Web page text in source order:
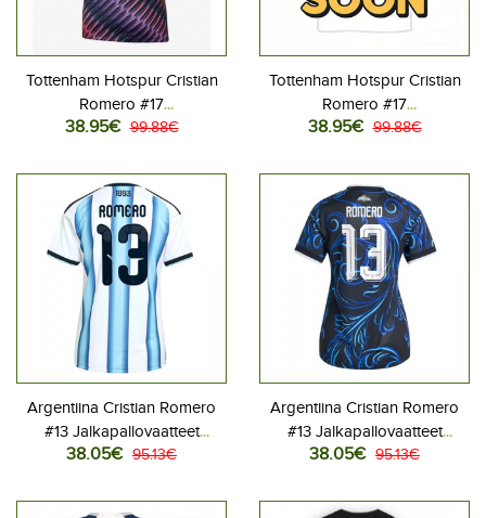
Tottenham Hotspur Cristian
Romero #17
Jalkapallovaatteet Vieraspaita
38.95€ 99.88€
Tottenham Hotspur Cristian
Romero #17
Jalkapallovaatteet
Lyhythihainen
38.95€ 99.88€
Argentiina Cristian Romero
#13 Jalkapallovaatteet
Naisten Kotipaita MM-kisat
38.05€ 95.13€
Argentiina Cristian Romero
#13 Jalkapallovaatteet
Naisten Vieraspaita MM-kisat
38.05€ 95.13€